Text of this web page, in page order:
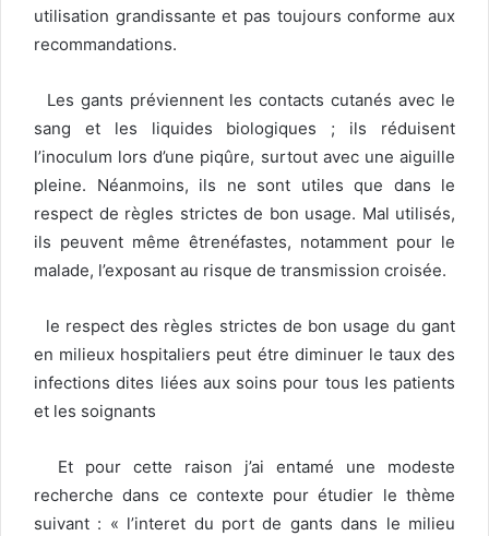
utilisation grandissante et pas toujours conforme aux
recommandations.
Les gants préviennent les contacts cutanés avec le
sang et les liquides biologiques ; ils réduisent
l’inoculum lors d’une piqûre, surtout avec une aiguille
pleine. Néanmoins, ils ne sont utiles que dans le
respect de règles strictes de bon usage. Mal utilisés,
ils peuvent même êtrenéfastes, notamment pour le
malade, l’exposant au risque de transmission croisée.
le respect des règles strictes de bon usage du gant
en milieux hospitaliers peut étre diminuer le taux des
infections dites liées aux soins pour tous les patients
et les soignants
Et pour cette raison j’ai entamé une modeste
recherche dans ce contexte pour étudier le thème
suivant : « l’interet du port de gants dans le milieu